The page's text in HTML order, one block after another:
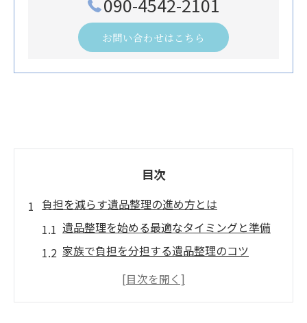
お問い合わせはこちら
目次
負担を減らす遺品整理の進め方とは
遺品整理を始める最適なタイミングと準備
家族で負担を分担する遺品整理のコツ
少しずつ進める遺品整理で心身の負担軽減